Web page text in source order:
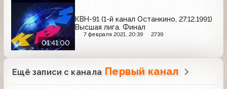
01:41:00
КВН-91 (1-й канал Останкино, 27.12.1991)
Высшая лига. Финал
7 февраля 2021, 20:39 2739
Ещё записи с канала Первый канал